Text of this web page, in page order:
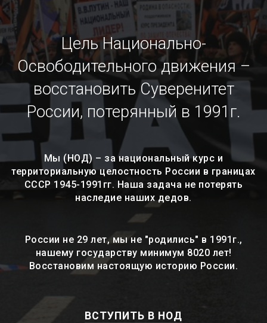
Цель Национально-
Освободительного движения –
восстановить Суверенитет
России, потерянный в 1991г.
Мы (НОД) – за национальный курс и
территориальную целостность России в границах
СССР 1945-1991гг. Наша задача не потерять
наследие наших дедов.
России не 29 лет, мы не "родились" в 1991г.,
нашему государству минимум 8020 лет!
Восстановим настоящую историю России.
ВСТУПИТЬ В НОД